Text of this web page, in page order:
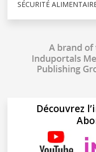
SÉCURITÉ
Découvrez